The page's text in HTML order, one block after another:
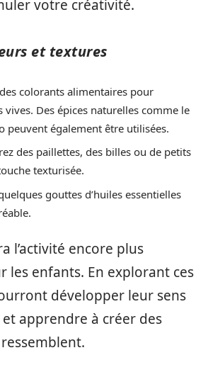
votre créativité.
et textures
colorants alimentaires pour
Des épices naturelles comme le
peuvent également être utilisées.
des paillettes, des billes ou de petits
texturisée.
gouttes d’huiles essentielles
l’activité encore plus
les enfants. En explorant ces
développer leur sens
apprendre à créer des